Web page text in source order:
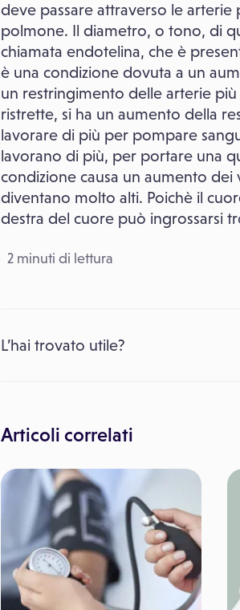
deve passare attraverso le
polmone. Il diametro, o tono, di
chiamata endotelina, che è
è una condizione dovuta a un
un restringimento delle arterie
ristrette, si ha un aumento della
lavorare di più per pompare
lavorano di più, per portare una
condizione causa un aumento
diventano molto alti. Poichè il
destra del cuore può ingrossarsi
2 minuti di lettura
L’hai trovato utile?
Articoli correlati